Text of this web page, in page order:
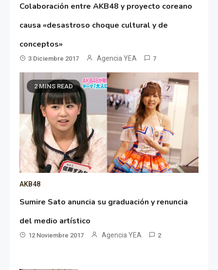
Colaboración entre AKB48 y proyecto coreano
causa «desastroso choque cultural y de
conceptos»
3 Diciembre 2017 Agencia YEA 7
2 MINS READ
AKB48
Sumire Sato anuncia su graduación y renuncia
del medio artístico
12 Noviembre 2017 Agencia YEA 2